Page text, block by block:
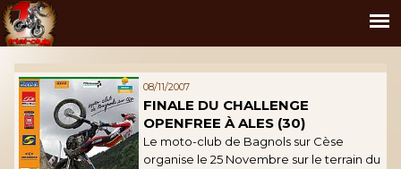
08/11/2007
FINALE DU CHALLENGE
OPENFREE À ALES (30)
Le moto-club de Bagnols sur Cèse
organise le 25 Novembre sur le terrain du